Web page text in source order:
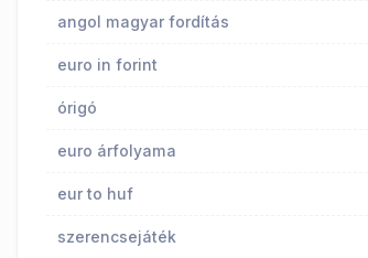
angol magyar fordítás
euro in forint
órigó
euro árfolyama
eur to huf
szerencsejáték